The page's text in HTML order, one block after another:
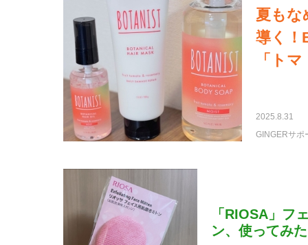
夏もな
導く！
「ト
2025.8.31
GINGERサポ
「RIOSA」フ
ン、使ってみ